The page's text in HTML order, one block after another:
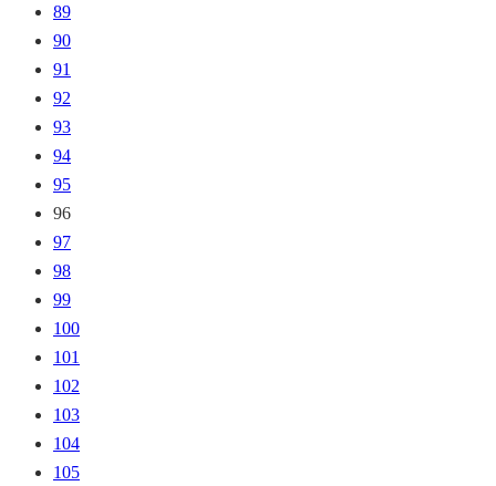
89
90
91
92
93
94
95
96
97
98
99
100
101
102
103
104
105